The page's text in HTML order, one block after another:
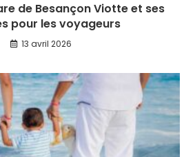
de Besançon Viotte et ses
pour les voyageurs
13 avril 2026